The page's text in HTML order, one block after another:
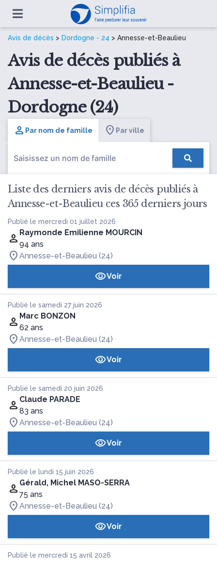
Avis de décès > Dordogne - 24 > Annesse-et-Beaulieu
Avis de décès publiés à
Annesse-et-Beaulieu -
Dordogne (24)
Par nom de famille Par ville
Liste des derniers avis de décès publiés à
Annesse-et-Beaulieu ces 365 derniers jours
Publié le mercredi 01 juillet 2026
Raymonde Emilienne MOURCIN
94 ans
Annesse-et-Beaulieu (24)
Voir
Publié le samedi 27 juin 2026
Marc BONZON
62 ans
Annesse-et-Beaulieu (24)
Voir
Publié le samedi 20 juin 2026
Claude PARADE
83 ans
Annesse-et-Beaulieu (24)
Voir
Publié le lundi 15 juin 2026
Gérald, Michel MASO-SERRA
75 ans
Annesse-et-Beaulieu (24)
Voir
Publié le mercredi 15 avril 2026